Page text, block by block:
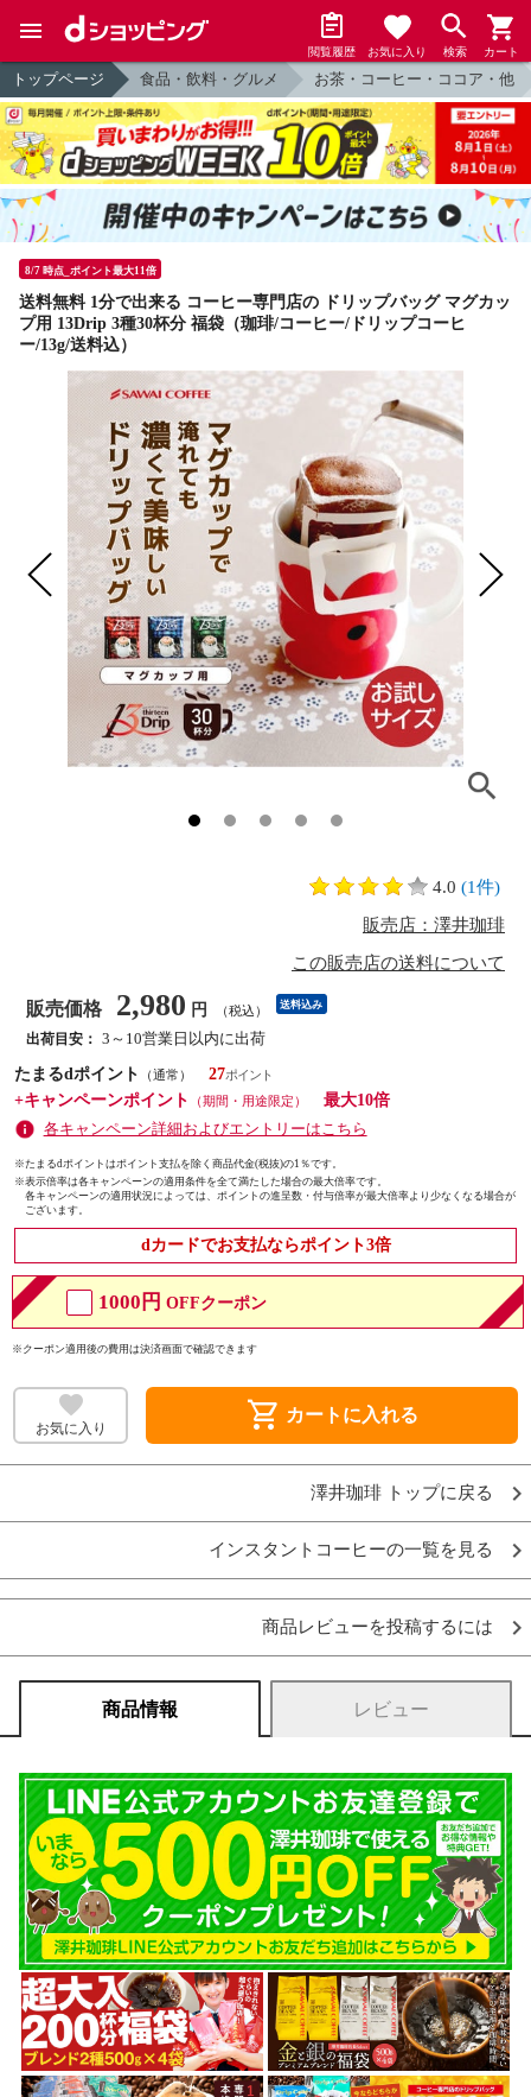
閲覧履歴 お気に入り 検索 カート
トップページ 食品・飲料・グルメ お茶・コーヒー・ココア・他
8/7 時点_ポイント最大11倍
送料無料 1分で出来る コーヒー専門店の ドリップバッグ マグカッ
プ用 13Drip 3種30杯分 福袋（珈琲/コーヒー/ドリップコーヒ
ー/13g/送料込）
4.0 (1件)
販売店：澤井珈琲
この販売店の送料について
販売価格 2,980 円 （税込） 送料込み
出荷目安： 3～10営業日以内に出荷
たまるdポイント
（通常）
27
+キャンペーンポイント
（期間・用途限定）
最大10倍
各キャンペーン詳細およびエントリーはこちら
※たまるdポイントはポイント支払を除く商品代金(税抜)の1％です。
※表示倍率は各キャンペーンの適用条件を全て満たした場合の最大倍率です。
各キャンペーンの適用状況によっては、ポイントの進呈数・付与倍率が最大倍率より少なくなる場合が
ございます。
dカードでお支払ならポイント3倍
1000円 OFFクーポン
※クーポン適用後の費用は決済画面で確認できます
お気に入り shopping_cart カートに入れる
澤井珈琲 トップに戻る
インスタントコーヒーの一覧を見る
商品レビューを投稿するには
商品情報 レビュー